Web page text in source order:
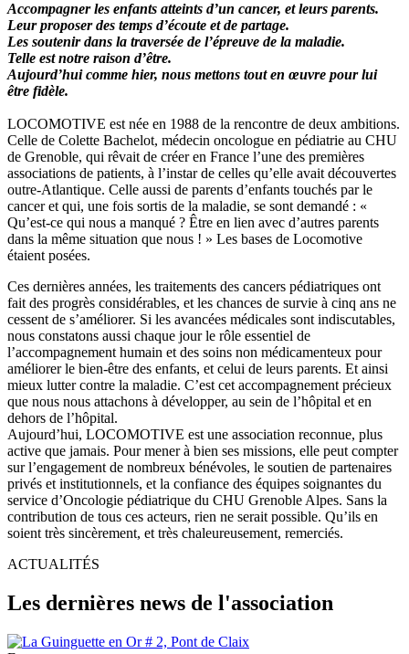
Accompagner les enfants atteints d’un cancer, et leurs parents.
Leur proposer des temps d’écoute et de partage.
Les soutenir dans la traversée de l’épreuve de la maladie.
Telle est notre raison d’être.
Aujourd’hui comme hier, nous mettons tout en œuvre pour lui
être fidèle.
LOCOMOTIVE est née en 1988 de la rencontre de deux ambitions.
Celle de Colette Bachelot, médecin oncologue en pédiatrie au CHU
de Grenoble, qui rêvait de créer en France l’une des premières
associations de patients, à l’instar de celles qu’elle avait découvertes
outre-Atlantique. Celle aussi de parents d’enfants touchés par le
cancer et qui, une fois sortis de la maladie, se sont demandé : «
Qu’est-ce qui nous a manqué ? Être en lien avec d’autres parents
dans la même situation que nous ! » Les bases de Locomotive
étaient posées.
Ces dernières années, les traitements des cancers pédiatriques ont
fait des progrès considérables, et les chances de survie à cinq ans ne
cessent de s’améliorer. Si les avancées médicales sont indiscutables,
nous constatons aussi chaque jour le rôle essentiel de
l’accompagnement humain et des soins non médicamenteux pour
améliorer le bien-être des enfants, et celui de leurs parents. Et ainsi
mieux lutter contre la maladie. C’est cet accompagnement précieux
que nous nous attachons à développer, au sein de l’hôpital et en
dehors de l’hôpital.
Aujourd’hui, LOCOMOTIVE est une association reconnue, plus
active que jamais. Pour mener à bien ses missions, elle peut compter
sur l’engagement de nombreux bénévoles, le soutien de partenaires
privés et institutionnels, et la confiance des équipes soignantes du
service d’Oncologie pédiatrique du CHU Grenoble Alpes. Sans la
contribution de tous ces acteurs, rien ne serait possible. Qu’ils en
soient très sincèrement, et très chaleureusement, remerciés.
ACTUALITÉS
Les dernières news de l'association